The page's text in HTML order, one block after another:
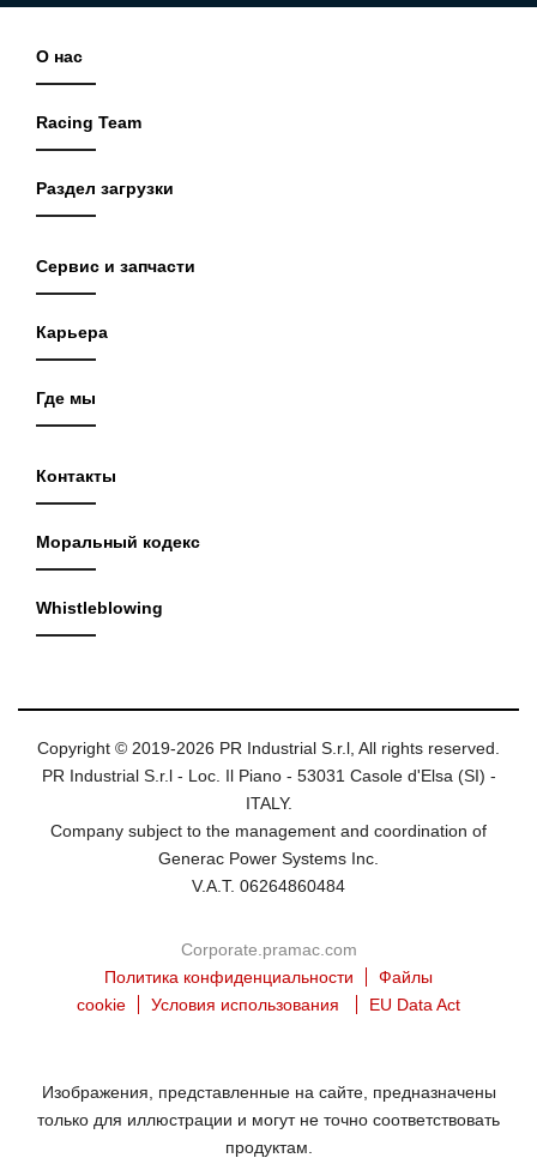
О нас
Racing Team
Раздел загрузки
Сервис и запчасти
Карьера
Где мы
Контакты
Моральный кодекс
Whistleblowing
Copyright © 2019-2026 PR Industrial S.r.l, All rights reserved.
PR Industrial S.r.l - Loc. Il Piano - 53031 Casole d'Elsa (SI) -
ITALY.
Company subject to the management and coordination of
Generac Power Systems Inc.
V.A.T. 06264860484
Corporate.pramac.com
Политика конфиденциальности
Файлы
cookie
Условия использования EU Data Act
Изображения, представленные на сайте, предназначены
только для иллюстрации и могут не точно соответствовать
продуктам.